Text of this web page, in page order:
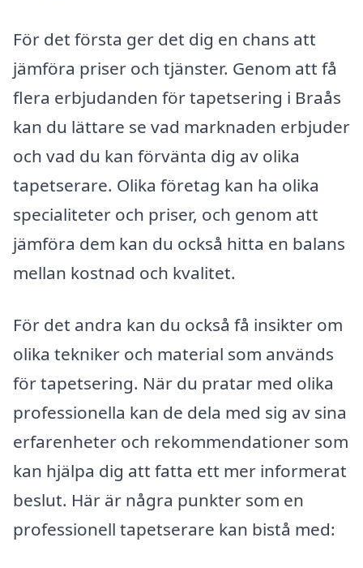
För det första ger det dig en chans att
jämföra priser och tjänster. Genom att få
flera erbjudanden för tapetsering i Braås
kan du lättare se vad marknaden erbjuder
och vad du kan förvänta dig av olika
tapetserare. Olika företag kan ha olika
specialiteter och priser, och genom att
jämföra dem kan du också hitta en balans
mellan kostnad och kvalitet.
För det andra kan du också få insikter om
olika tekniker och material som används
för tapetsering. När du pratar med olika
professionella kan de dela med sig av sina
erfarenheter och rekommendationer som
kan hjälpa dig att fatta ett mer informerat
beslut. Här är några punkter som en
professionell tapetserare kan bistå med: